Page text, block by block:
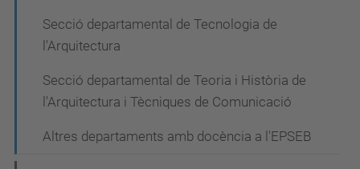
Secció departamental de Tecnologia de
l'Arquitectura
Secció departamental de Teoria i Història de
l'Arquitectura i Tècniques de Comunicació
Altres departaments amb docència a l'EPSEB